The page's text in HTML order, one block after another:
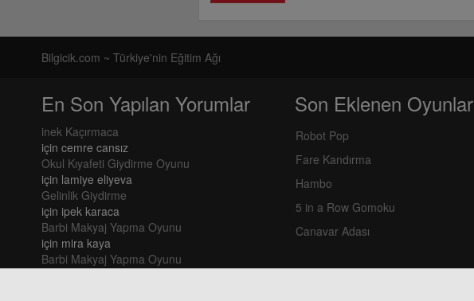
Bilgicik.com ~ Türkiye'nin Eğitim Ağı
En Son Yapılan Yorumlar
inek Kaçırmaca
için cemre cansız
Okul Kıyafeti Giydirme Oyunu
için lamiye eliyeva
Gelinlik Giydirme
için ipek karaca
Barbi Makyaj Yapma Oyunu
için mira kaya
Barbi Makyaj Yapma Oyunu
Son Eklenen Oyunlar
Robot Pop
Fare Kandırma
Hambo
5 in a Row Gomoku
Canavar Adası